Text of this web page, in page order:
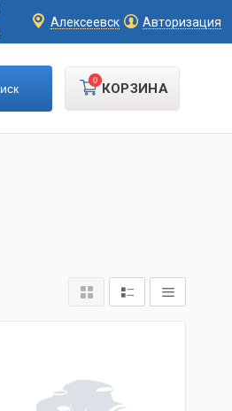
Алексеевск Авторизация
КОРЗИНА
0